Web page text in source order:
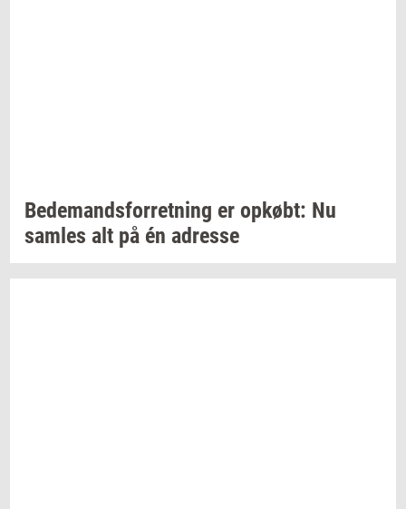
Be­de­mands­for­ret­ning er op­købt: Nu
sam­les alt på én adres­se